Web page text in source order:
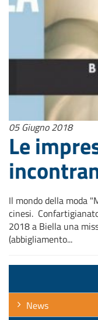
05 Giugno 2018
Le
Il mondo della moda
cinesi.
2018 a Biella una
(abbigliamento...
News